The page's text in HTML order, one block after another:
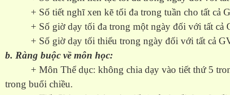
+ Số tiết nghĩ xen kẽ tối đa trong tuần cho tất cả
+ Số giờ dạy tối đa trong một ngày đối với tất cả
+ Số giờ dạy tối thiểu trong ngày đối với tất cả
b. Ràng buộc về môn học:
+ Môn Thể dục: không chia dạy vào tiết thứ 5
trong buổi chiều.